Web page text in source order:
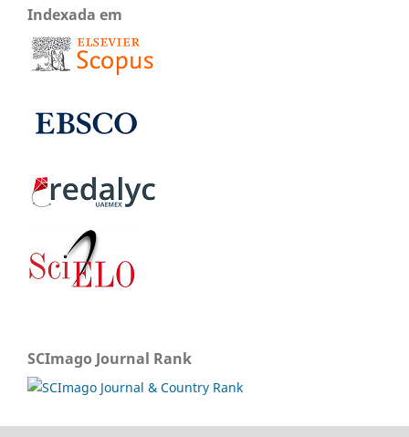
Indexada em
SCImago Journal Rank